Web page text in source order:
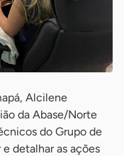
Alcilene
da Abase/Norte
do Grupo de
detalhar as ações